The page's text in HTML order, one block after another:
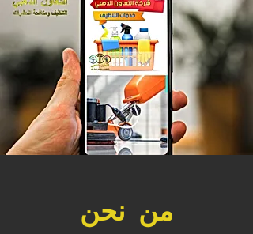
من نحن